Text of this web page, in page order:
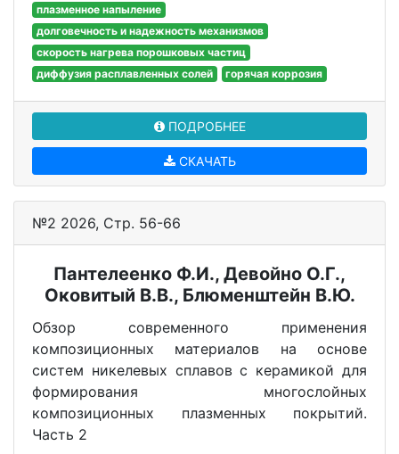
плазменное напыление
долговечность и надежность механизмов
скорость нагрева порошковых частиц
диффузия расплавленных солей
горячая коррозия
ПОДРОБНЕЕ
СКАЧАТЬ
№2 2026, Стр. 56-66
Пантелеенко Ф.И., Девойно О.Г.,
Оковитый В.В., Блюменштейн В.Ю.
Обзор современного применения
композиционных материалов на основе
систем никелевых сплавов с керамикой для
формирования многослойных
композиционных плазменных покрытий.
Часть 2